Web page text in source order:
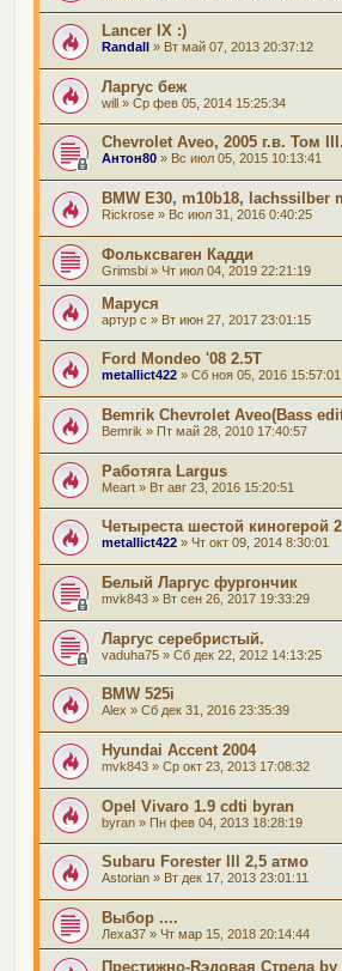
Lancer IX :)
Randall » Вт май 07, 2013 20:37:12
Ларгус беж
will » Ср фев 05, 2014 15:25:34
Chevrolet Aveo, 2005 г.в. Том III.
Антон80 » Вс июл 05, 2015 10:13:41
BMW E30, m10b18, lachssilber
Rickrose » Вс июл 31, 2016 0:40:25
Фольксваген Кадди
Grimsbi » Чт июл 04, 2019 22:21:19
Маруся
артур с » Вт июн 27, 2017 23:01:15
Ford Mondeo '08 2.5T
metallict422 » Сб ноя 05, 2016 15:57:01
Bemrik Chevrolet Aveo(Bass
Bemrik » Пт май 28, 2010 17:40:57
Работяга Largus
Meart » Вт авг 23, 2016 15:20:51
Четыреста шестой киногерой 2
metallict422 » Чт окт 09, 2014 8:30:01
Белый Ларгус фургончик
mvk843 » Вт сен 26, 2017 19:33:29
Ларгус серебристый.
vaduha75 » Сб дек 22, 2012 14:13:25
BMW 525i
Alex » Сб дек 31, 2016 23:35:39
Hyundai Accent 2004
mvk843 » Ср окт 23, 2013 17:08:32
Opel Vivaro 1.9 cdti byran
byran » Пн фев 04, 2013 18:28:19
Subaru Forester lll 2,5 атмо
Astorian » Вт дек 17, 2013 23:01:11
Выбор ....
Леха37 » Чт мар 15, 2018 20:14:44
Престижно-Rэдовая Стрела